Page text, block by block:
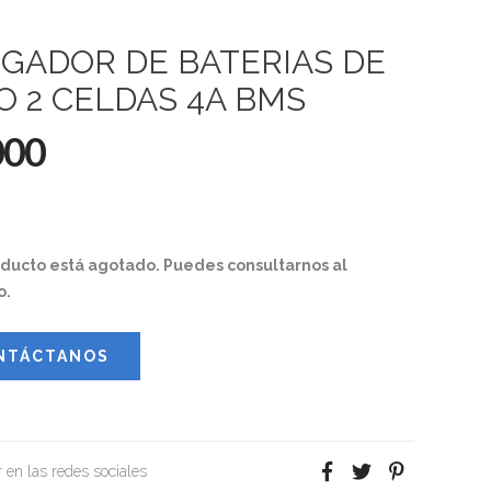
DE BATERIAS DE
2 CELDAS 4A BMS
está agotado. Puedes consultarnos al
en las redes sociales